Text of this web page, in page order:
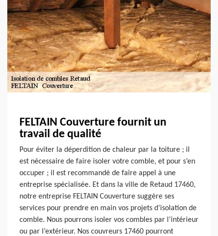
FELTAIN Couverture fournit un
travail de qualité
Pour éviter la déperdition de chaleur par la toiture ; il
est nécessaire de faire isoler votre comble, et pour s’en
occuper ; il est recommandé de faire appel à une
entreprise spécialisée. Et dans la ville de Retaud 17460,
notre entreprise FELTAIN Couverture suggère ses
services pour prendre en main vos projets d’isolation de
comble. Nous pourrons isoler vos combles par l’intérieur
ou par l’extérieur. Nos couvreurs 17460 pourront